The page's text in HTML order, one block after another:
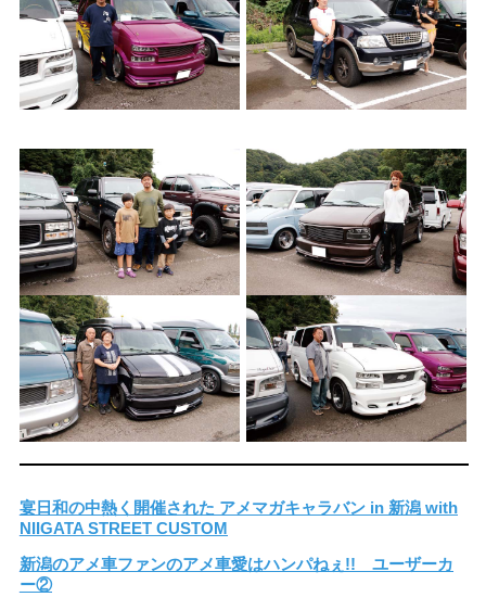
宴日和の中熱く開催された アメマガキャラバン in 新潟 with
NIIGATA STREET CUSTOM
新潟のアメ車ファンのアメ車愛はハンパねぇ!! ユーザーカ
ー②